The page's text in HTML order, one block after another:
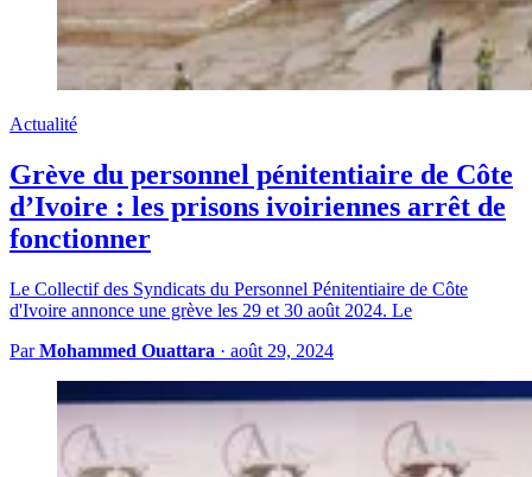
Actualité
Grève du personnel pénitentiaire de Côte
d’Ivoire : les prisons ivoiriennes arrêt de
fonctionner
Le Collectif des Syndicats du Personnel Pénitentiaire de Côte
d'Ivoire annonce une grève les 29 et 30 août 2024. Le
ParMohammed Ouattara · août 29, 2024